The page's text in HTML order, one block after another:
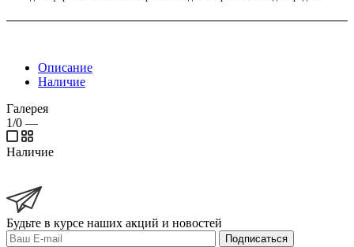
Описание
Наличие
Галерея
1/0 —
Наличие
Будьте в курсе наших акций и новостей
Подписаться